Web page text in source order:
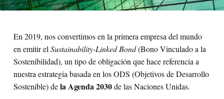
En 2019, nos convertimos en la primera empresa del mundo
en emitir el Sustainability-Linked Bond(Bono Vinculado a la
Sostenibilidad), un tipo de obligación que hace referencia a
nuestra estrategia basada en los ODS (Objetivos de Desarrollo
Sostenible) dela Agenda 2030de las Naciones Unidas.